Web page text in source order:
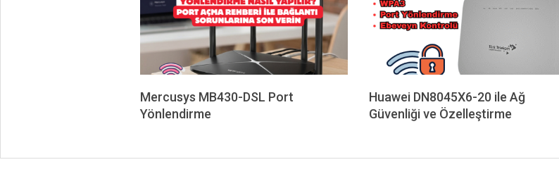
Mercusys MB430-DSL Port
Yönlendirme
Huawei DN8045X6-20 ile Ağ
Güvenliği ve Özelleştirme